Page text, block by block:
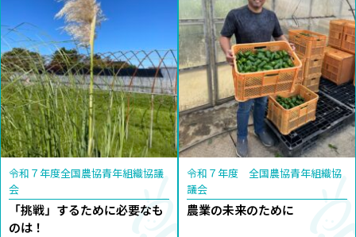
令和７年度全国農協青年組織協議
会
「挑戦」するために必要なも
のは！
令和７年度 全国農協青年組織協
議会
農業の未来のために